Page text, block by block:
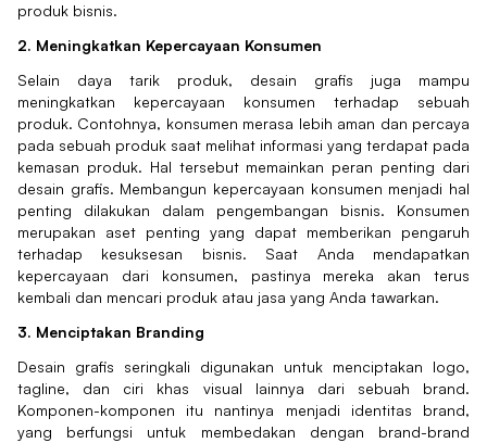
produk bisnis.
2. Meningkatkan Kepercayaan Konsumen
Selain daya tarik produk, desain grafis juga mampu
meningkatkan kepercayaan konsumen terhadap sebuah
produk. Contohnya, konsumen merasa lebih aman dan percaya
pada sebuah produk saat melihat informasi yang terdapat pada
kemasan produk. Hal tersebut memainkan peran penting dari
desain grafis. Membangun kepercayaan konsumen menjadi hal
penting dilakukan dalam pengembangan bisnis. Konsumen
merupakan aset penting yang dapat memberikan pengaruh
terhadap kesuksesan bisnis. Saat Anda mendapatkan
kepercayaan dari konsumen, pastinya mereka akan terus
kembali dan mencari produk atau jasa yang Anda tawarkan.
3. Menciptakan Branding
Desain grafis seringkali digunakan untuk menciptakan logo,
tagline, dan ciri khas visual lainnya dari sebuah brand.
Komponen-komponen itu nantinya menjadi identitas brand,
yang berfungsi untuk membedakan dengan brand-brand